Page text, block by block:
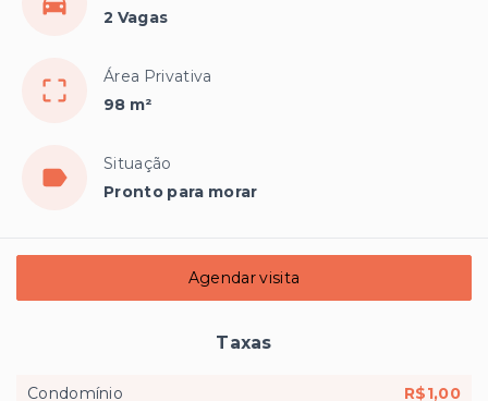
2 Vagas
Área Privativa
98 m²
Situação
Pronto para morar
Agendar visita
Taxas
Condomínio
R$1,00